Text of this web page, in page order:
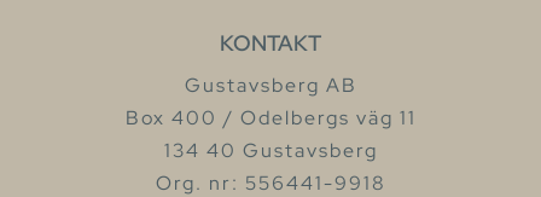
KONTAKT
Gustavsberg AB
Box 400 / Odelbergs väg 11
134 40 Gustavsberg
Org. nr: 556441-9918